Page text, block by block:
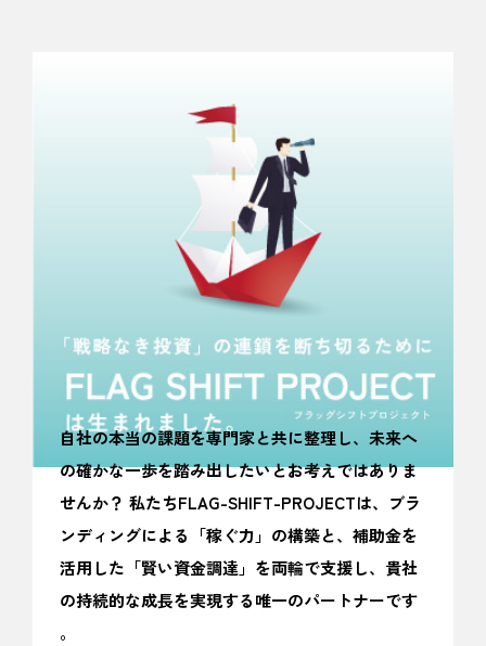
自社の本当の課題を専門家と共に整理し、未来へ
の確かな一歩を踏み出したいとお考えではありま
せんか？ 私たちFLAG-SHIFT-PROJECTは、ブラ
ンディングによる「稼ぐ力」の構築と、補助金を
活用した「賢い資金調達」を両輪で支援し、貴社
の持続的な成長を実現する唯一のパートナーです
。